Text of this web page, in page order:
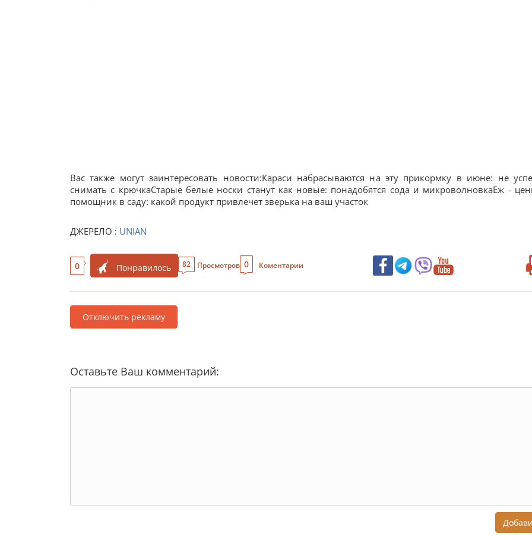
Вас также могут заинтересовать новости:Караси набрасываются на эту прикормку в июне: не
снимать с крючкаСтарые белые носки станут как новые: понадобятся сода и микроволновкаЕж -
помощник в саду: какой продукт привлечет зверька на ваш участок
ДЖЕРЕЛО : UNIAN
0 Понравилось 82 Просмотров 0 Коментарии
Отключить рекламу
Оставьте Ваш комментарий: